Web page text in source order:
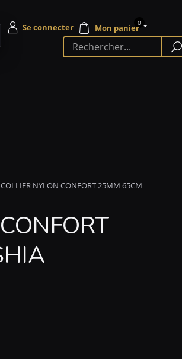
0
COLLIER NYLON CONFORT 25MM 65CM